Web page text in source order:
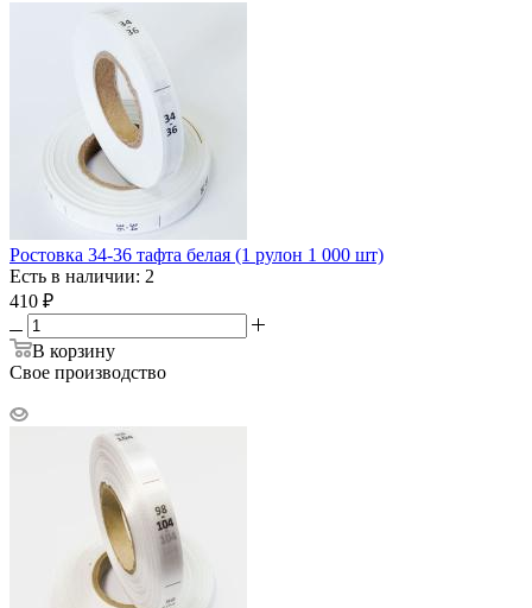
Ростовка 34-36 тафта белая (1 рулон 1 000 шт)
Есть в наличии: 2
410 ₽
В корзину
Свое производство